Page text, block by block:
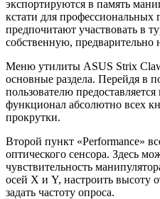
экспортируются в память
кстати для профессиональных
предпочитают участвовать в
собственную,
Меню утилиты ASUS Strix
основные раздела. Перейдя в
пользователю
функционал абсолютно всех
прокрутки.
Второй пункт «Performance»
оптического сенсора. Здесь
чувствительность
осей X и Y, настроить высоту
задать частоту опроса.